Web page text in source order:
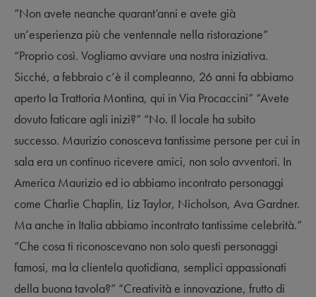
“Non avete neanche quarant’anni e avete già
un’esperienza più che ventennale nella ristorazione”
“Proprio così. Vogliamo avviare una nostra iniziativa.
Sicché, a febbraio c’è il compleanno, 26 anni fa abbiamo
aperto la Trattoria Montina, qui in Via Procaccini” “Avete
dovuto faticare agli inizi?” “No. Il locale ha subito
successo. Maurizio conosceva tantissime persone per cui in
sala era un continuo ricevere amici, non solo avventori. In
America Maurizio ed io abbiamo incontrato personaggi
come Charlie Chaplin, Liz Taylor, Nicholson, Ava Gardner.
Ma anche in Italia abbiamo incontrato tantissime celebrità.”
“Che cosa ti riconoscevano non solo questi personaggi
famosi, ma la clientela quotidiana, semplici appassionati
della buona tavola?” “Creatività e innovazione, frutto di